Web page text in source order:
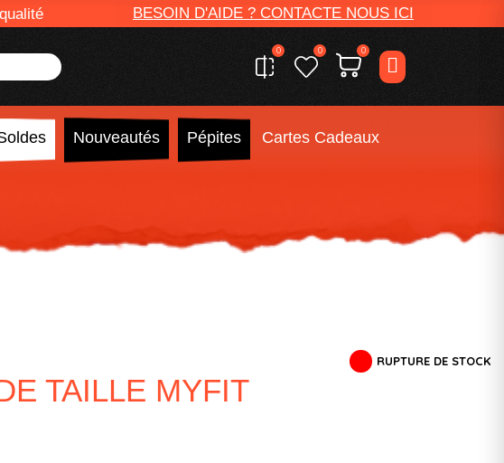
BESOIN D'AIDE ? CONTACTE NOUS ICI
0 0 0
Nouveautés Pépites Cartes Cadeaux
RUPTURE DE STOCK
TAILLE MYFIT